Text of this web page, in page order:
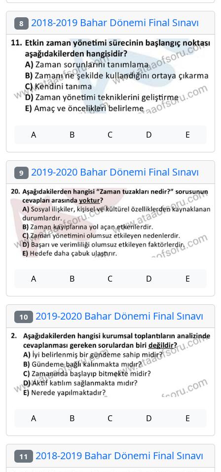
8 2018-2019 Bahar Dönemi Final Sınavı
A B C D E
9 2019-2020 Bahar Dönemi Final Sınavı
A B C D E
10 2019-2020 Bahar Dönemi Final Sınavı
A B C D E
11 2018-2019 Bahar Dönemi Final Sınavı